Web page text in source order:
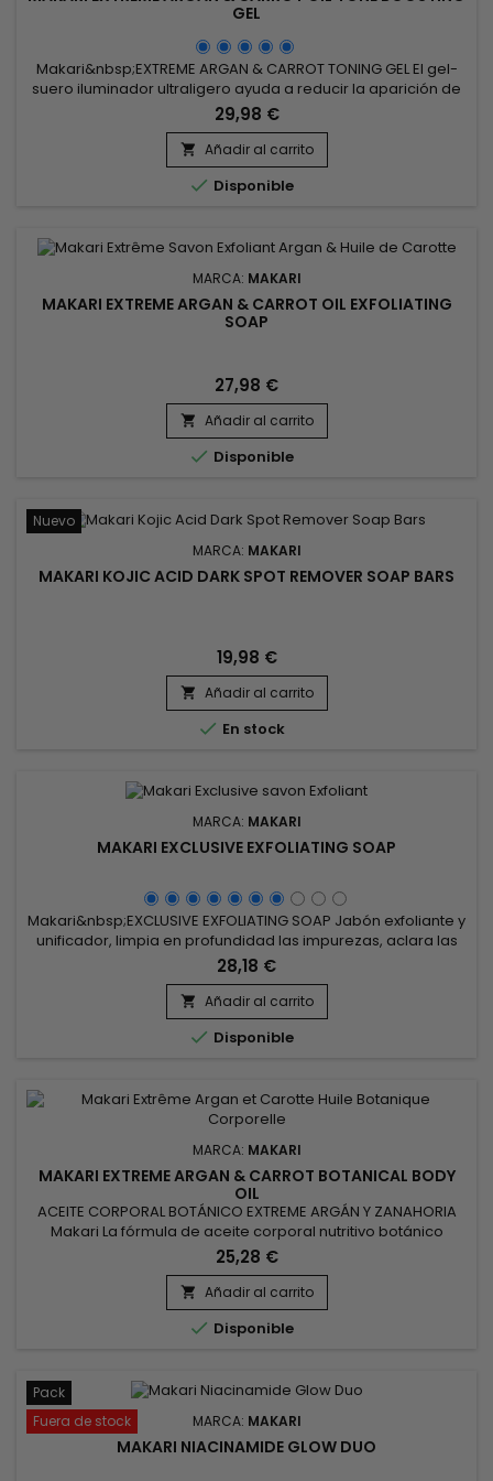
GEL
Makari&nbsp;EXTREME ARGAN & CARROT TONING GEL El gel-
suero iluminador ultraligero ayuda a reducir la aparición de
manchas oscuras, granos de acné y decoloraciones en la
cara.&nbsp; El gel aclarante Makari Extrême con aceite de
Zanahoria contribuye a reforzar la luminosidad de la piel,
favorece una tez más luminosa y uniforme.&nbsp; Apto para
todo...
29,98 €
 Añadir al carrito
 Disponible
MARCA: MAKARI
MAKARI EXTREME ARGAN & CARROT OIL EXFOLIATING
SOAP
27,98 €
 Añadir al carrito
 Disponible
Nuevo
MARCA: MAKARI
MAKARI KOJIC ACID DARK SPOT REMOVER SOAP BARS
19,98 €
 Añadir al carrito
 En stock
MARCA: MAKARI
MAKARI EXCLUSIVE EXFOLIATING SOAP
Makari&nbsp;EXCLUSIVE EXFOLIATING SOAP Jabón exfoliante y
unificador, limpia en profundidad las impurezas, aclara las
manchas y mejora la luminosidad de la piel. Formulado con
manteca de karité y aceite de zanahoria, el Jabón Exfoliante
Exclusivo de Makari reafirma, tonifica y nutre la piel; hidrata,
alivia la piel seca e irritada. Las finas...
28,18 €
 Añadir al carrito
 Disponible
MARCA: MAKARI
MAKARI EXTREME ARGAN & CARROT BOTANICAL BODY
OIL
ACEITE CORPORAL BOTÁNICO EXTREME ARGÁN Y ZANAHORIA
Makari La fórmula de aceite corporal nutritivo botánico
acondiciona, hidrata, suaviza y rejuvenece la apariencia de
la textura de la piel, las estrías, las imperfecciones y las
manchas, revirtiendo los signos del envejecimiento y
brindando a la piel un brillo lustroso. Aceite botánico ligero y
no...
25,28 €
 Añadir al carrito
 Disponible
Pack
Fuera de stock
MARCA: MAKARI
MAKARI NIACINAMIDE GLOW DUO